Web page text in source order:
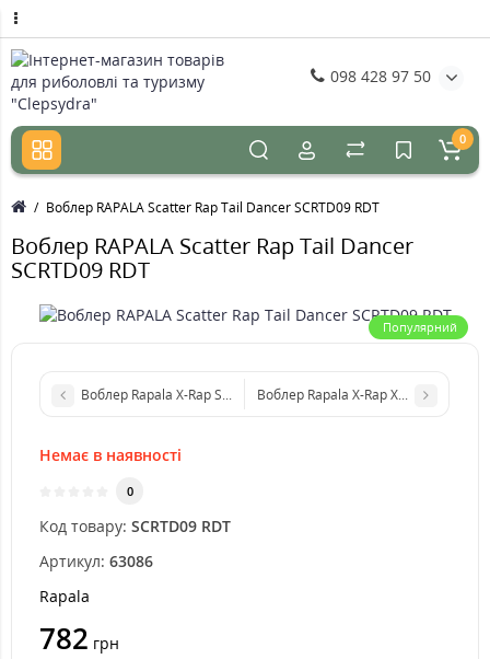
098 428 97 50
0
Воблер RAPALA Scatter Rap Tail Dancer SCRTD09 RDT
Воблер RAPALA Scatter Rap Tail Dancer
SCRTD09 RDT
Популярний
Воблер Rapala X-Rap Saltwater SXR12 SPMВоблер Rapala X-Rap XR10 CLN
Немає в наявності
0
Код товару: SCRTD09 RDT
Артикул: 63086
Rapala
782 грн